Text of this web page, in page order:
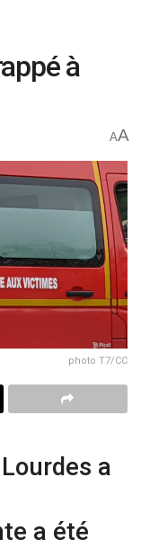
à
AA
photo T7/CC
a
a été